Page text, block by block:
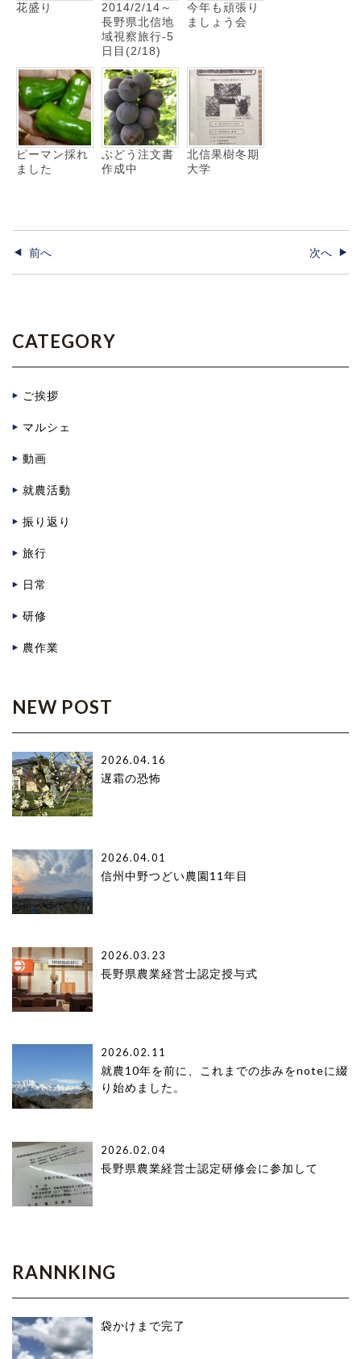
花盛り
2014/2/14～
長野県北信地
域視察旅行-5
日目(2/18)
今年も頑張り
ましょう会
ピーマン採れ
ました
ぶどう注文書
作成中
北信果樹冬期
大学
前へ 次へ
CATEGORY
ご挨拶
マルシェ
動画
就農活動
振り返り
旅行
日常
研修
農作業
NEW POST
2026.04.16
遅霜の恐怖
2026.04.01
信州中野つどい農園11年目
2026.03.23
長野県農業経営士認定授与式
2026.02.11
就農10年を前に、これまでの歩みをnoteに綴
り始めました。
2026.02.04
長野県農業経営士認定研修会に参加して
RANNKING
袋かけまで完了